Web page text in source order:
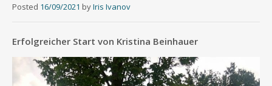
Posted 16/09/2021 byIris Ivanov
Erfolgreicher Start von Kristina Beinhauer